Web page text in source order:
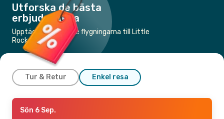
Utforska de bästa
erbjudandena
Upptäck de billigaste flygningarna till Little
Rock, AR
Tur & Retur Enkel resa
Lör 5 Sep.- Mån 7 Sep.
Sön 6 Sep.